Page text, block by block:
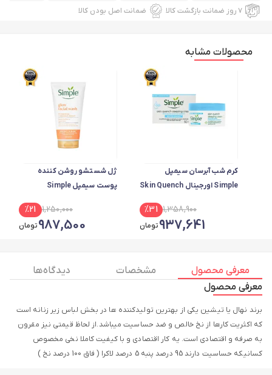
۷ روز ضمانت بازگشت کالا ضمانت اصل بودن کالا
محصولات مشابه
کرم شب آبرسان سیمپل
Simple اورجینال Skin Quench
1,358,900
%31
937,641تومان
ژل شستشو روشن کننده
پوست سیمپل Simple
آنتی اکسیدان حجم 150 میل1,250,000
%21
987,500تومان
معرفی محصول مشخصات
دیدگاه ها
معرفی محصول
برند نهال یا تیشین یکی از بهترین تولیدکننده ها در بخش لباس زیر زنانه است
که اکثریت کارها از نخ خالص و ضد حساسیت میباشد.از لحاظ قیمتی نیز مقرون
به صرفه و اقتصادی است. یه کار اقتصادی و با کیفیت کاملا نخی مخصوص
کسانیکه حساسیت دارند 95 درصد پنبه 5 درصد لاکرا ( فاق 100 درصد نخ )